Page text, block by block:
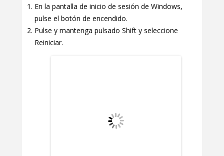
En la pantalla de inicio de sesión de Windows,
pulse el botón de encendido.
Pulse y mantenga pulsado Shift y seleccione
Reiniciar.